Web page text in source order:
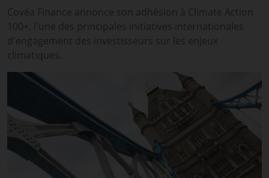
Covéa Finance annonce son adhésion à Climate Action
100+, l'une des principales initiatives internationales
d'engagement des investisseurs sur les enjeux
climatiques.